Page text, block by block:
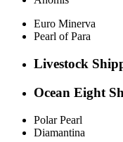
Euro Minerva
Pearl of Para
Livestock
Ocean Eight
Polar Pearl
Diamantina